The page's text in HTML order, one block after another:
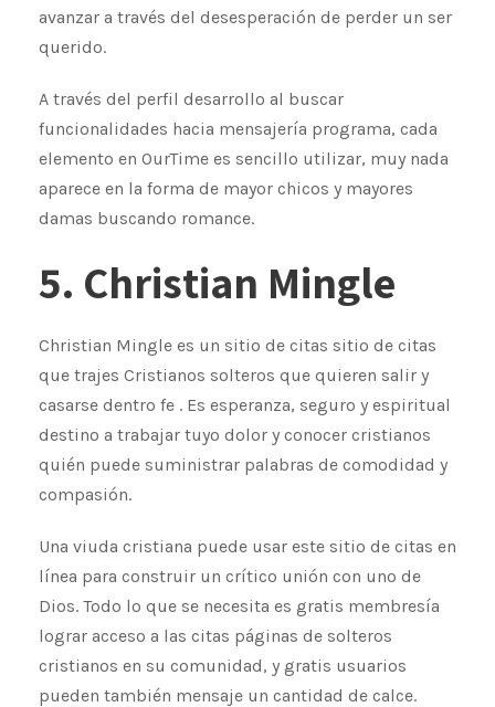
avanzar a través del desesperación de perder un ser
querido.
A través del perfil desarrollo al buscar
funcionalidades hacia mensajería programa, cada
elemento en OurTime es sencillo utilizar, muy nada
aparece en la forma de mayor chicos y mayores
damas buscando romance.
5. Christian Mingle
Christian Mingle es un sitio de citas sitio de citas
que trajes Cristianos solteros que quieren salir y
casarse dentro fe . Es esperanza, seguro y espiritual
destino a trabajar tuyo dolor y conocer cristianos
quién puede suministrar palabras de comodidad y
compasión.
Una viuda cristiana puede usar este sitio de citas en
línea para construir un crítico unión con uno de
Dios. Todo lo que se necesita es gratis membresía
lograr acceso a las citas páginas de solteros
cristianos en su comunidad, y gratis usuarios
pueden también mensaje un cantidad de calce.